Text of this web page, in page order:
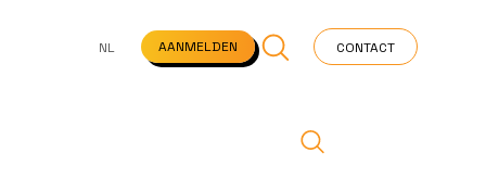
VEELGESTELDE VRAGEN STARTPAGINA NEWS
NL AANMELDEN CONTACT